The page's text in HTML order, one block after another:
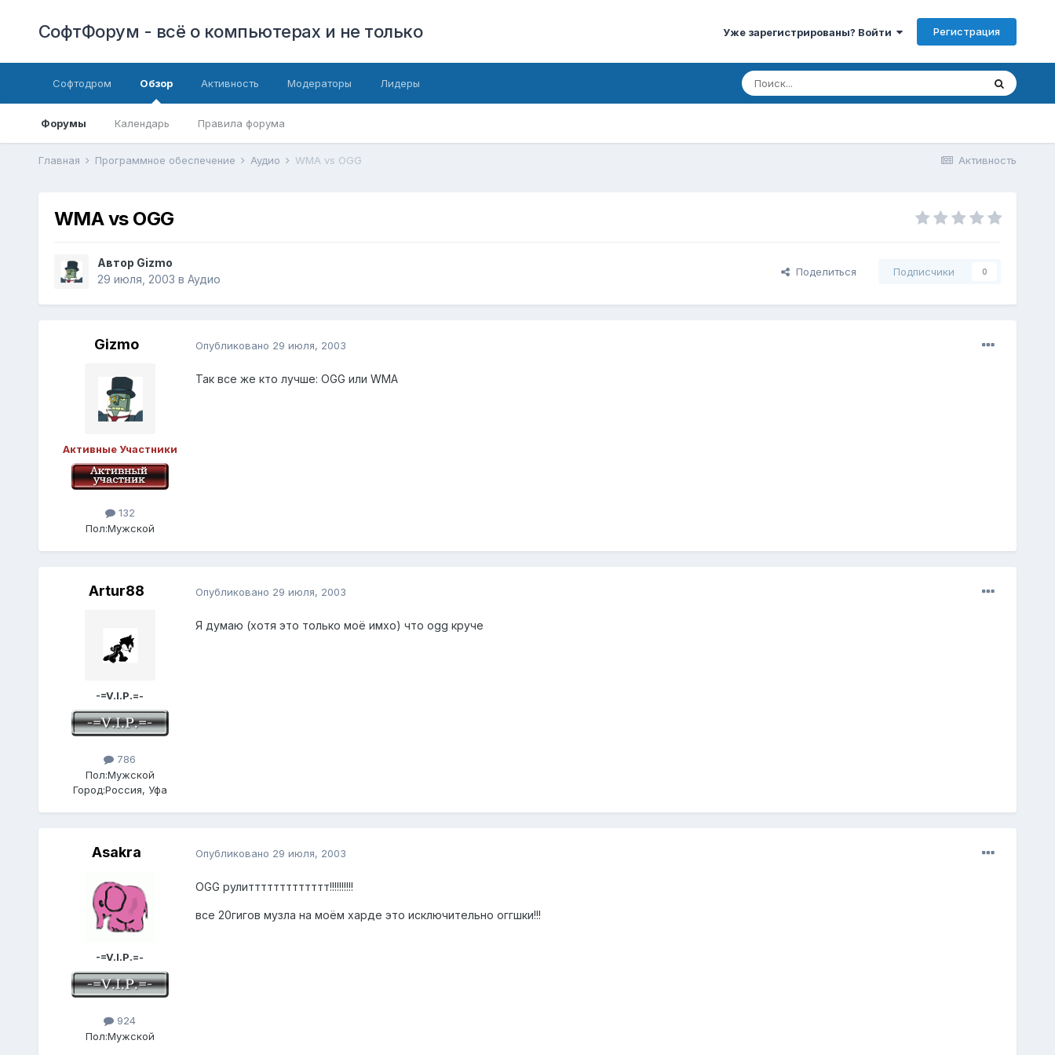
СофтФорум - всё о компьютерах и не только Уже зарегистрированы? Войти Регистрация
Софтодром Обзор
Форумы Календарь Правила форума
Активность Модераторы Лидеры
Активность
Главная Программное обеспечение Аудио WMA vs OGG
WMA vs OGG
Автор Gizmo
29 июля, 2003 в Аудио
Поделиться Подписчики 0
Gizmo
Активные Участники
132
Пол:Мужской
Опубликовано 29 июля, 2003
Так все же кто лучше: OGG или WMA
Artur88
-=V.I.P.=-
786
Пол:Мужской
Город:Россия, Уфа
Опубликовано 29 июля, 2003
Я думаю (хотя это только моё имхо) что ogg круче
Asakra
-=V.I.P.=-
924
Пол:Мужской
Опубликовано 29 июля, 2003
OGG рулиттттттттттттт!!!!!!!!!!
все 20гигов музла на моём харде это исключительно оггшки!!!